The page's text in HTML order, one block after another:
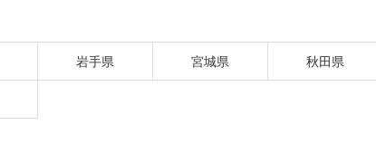
岩手県 宮城県 秋田県